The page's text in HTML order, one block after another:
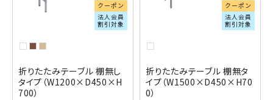
クーポン
法人会員
割引対象
折りたたみテーブル 棚無し
タイプ（W1200×D450×H
700）
クーポン
法人会員
割引対象
折りたたみテーブル 棚無タ
イプ（W1500×D450×H70
0）